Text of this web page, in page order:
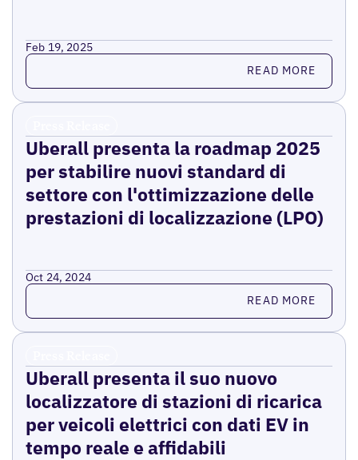
Feb 19, 2025
Read more READ MORE
Uberall presenta la roadmap 2025
per stabilire nuovi standard di
settore con l'ottimizzazione delle
prestazioni di localizzazione (LPO)
Oct 24, 2024
Read more READ MORE
Uberall presenta il suo nuovo
localizzatore di stazioni di ricarica
per veicoli elettrici con dati EV in
tempo reale e affidabili